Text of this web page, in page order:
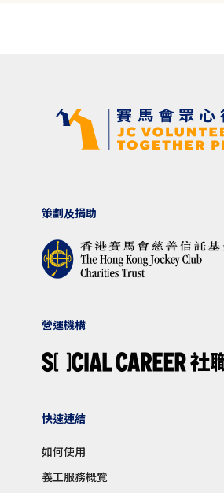
策劃及捐助
營運機構
快速連結
如何使用
義工服務概覽